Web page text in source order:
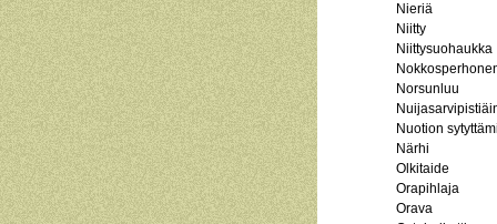
Nieriä
Niitty
Niittysuohaukka
Norsunluu
Nuotion
Närhi
Olkitaide
Orapihlaja
Orava